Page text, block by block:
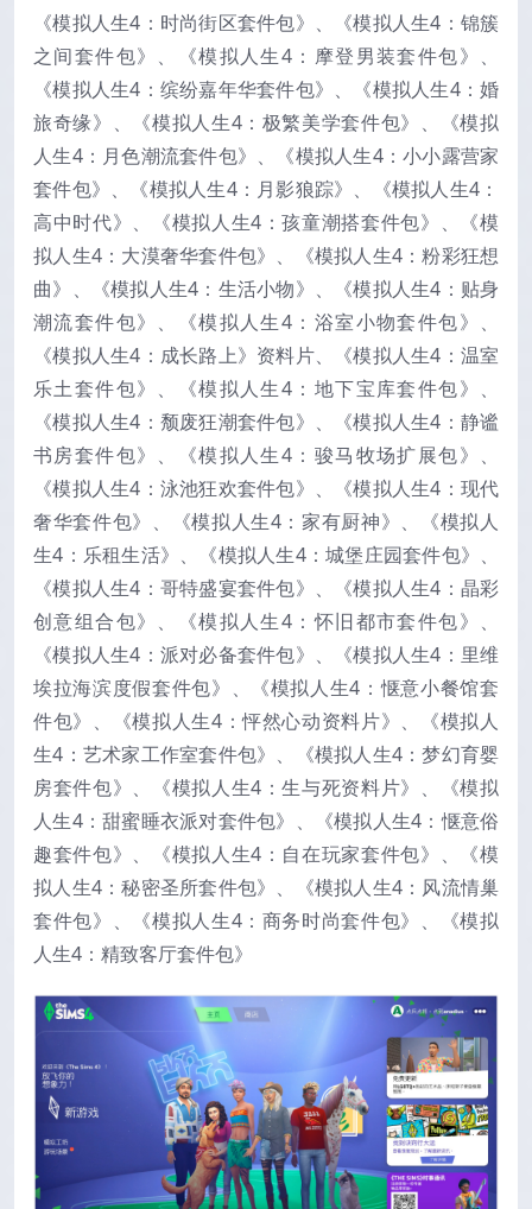
《模拟人生4：时尚街区套件包》、《模拟人生4：锦簇
之间套件包》、《模拟人生4：摩登男装套件包》、
《模拟人生4：缤纷嘉年华套件包》、《模拟人生4：婚
旅奇缘》、《模拟人生4：极繁美学套件包》、《模拟
人生4：月色潮流套件包》、《模拟人生4：小小露营家
套件包》、《模拟人生4：月影狼踪》、《模拟人生4：
高中时代》、《模拟人生4：孩童潮搭套件包》、《模
拟人生4：大漠奢华套件包》、《模拟人生4：粉彩狂想
曲》、《模拟人生4：生活小物》、《模拟人生4：贴身
潮流套件包》、《模拟人生4：浴室小物套件包》、
《模拟人生4：成长路上》资料片、《模拟人生4：温室
乐土套件包》、《模拟人生4：地下宝库套件包》、
《模拟人生4：颓废狂潮套件包》、《模拟人生4：静谧
书房套件包》、《模拟人生4：骏马牧场扩展包》、
《模拟人生4：泳池狂欢套件包》、《模拟人生4：现代
奢华套件包》、《模拟人生4：家有厨神》、《模拟人
生4：乐租生活》、《模拟人生4：城堡庄园套件包》、
《模拟人生4：哥特盛宴套件包》、《模拟人生4：晶彩
创意组合包》、《模拟人生4：怀旧都市套件包》、
《模拟人生4：派对必备套件包》、《模拟人生4：里维
埃拉海滨度假套件包》、《模拟人生4：惬意小餐馆套
件包》、《模拟人生4：怦然心动资料片》、《模拟人
生4：艺术家工作室套件包》、《模拟人生4：梦幻育婴
房套件包》、《模拟人生4：生与死资料片》、《模拟
人生4：甜蜜睡衣派对套件包》、《模拟人生4：惬意俗
趣套件包》、《模拟人生4：自在玩家套件包》、《模
拟人生4：秘密圣所套件包》、《模拟人生4：风流情巢
套件包》、《模拟人生4：商务时尚套件包》、《模拟
人生4：精致客厅套件包》